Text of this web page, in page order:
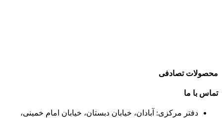
محصولات تصادفی
تماس با ما
دفتر مرکزی: آبادان، خیابان دبستان، خیابان امام خمینی،